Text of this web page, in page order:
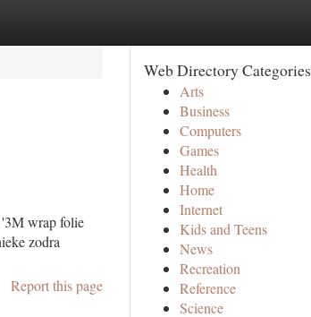
wrap folie
zodra
Report this page
Web Directory Categories
Arts
Business
Computers
Games
Health
Home
Internet
Kids and Teens
News
Recreation
Reference
Science